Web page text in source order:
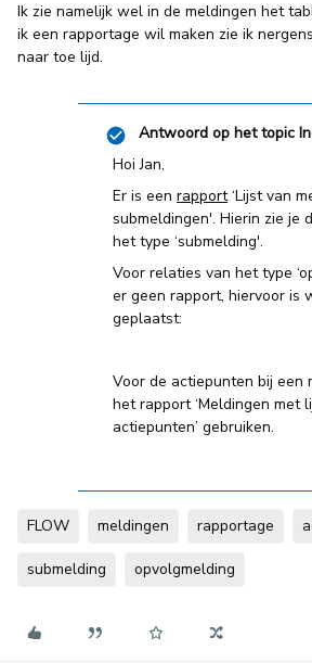
Ik zie namelijk wel in de meldingen het
ik een rapportage wil maken zie ik
naar toe lijd.
Antwoord op het topic
Hoi Jan,
Er is een rapport‘Lijst van
submeldingen'. Hierin zie je
het type ‘submelding'.
Voor relaties van het type
er geen rapport, hiervoor is
geplaatst:
Voor de actiepunten bij een
het rapport ‘Meldingen met
actiepunten’ gebruiken.
FLOW meldingen rapportage
submelding opvolgmelding